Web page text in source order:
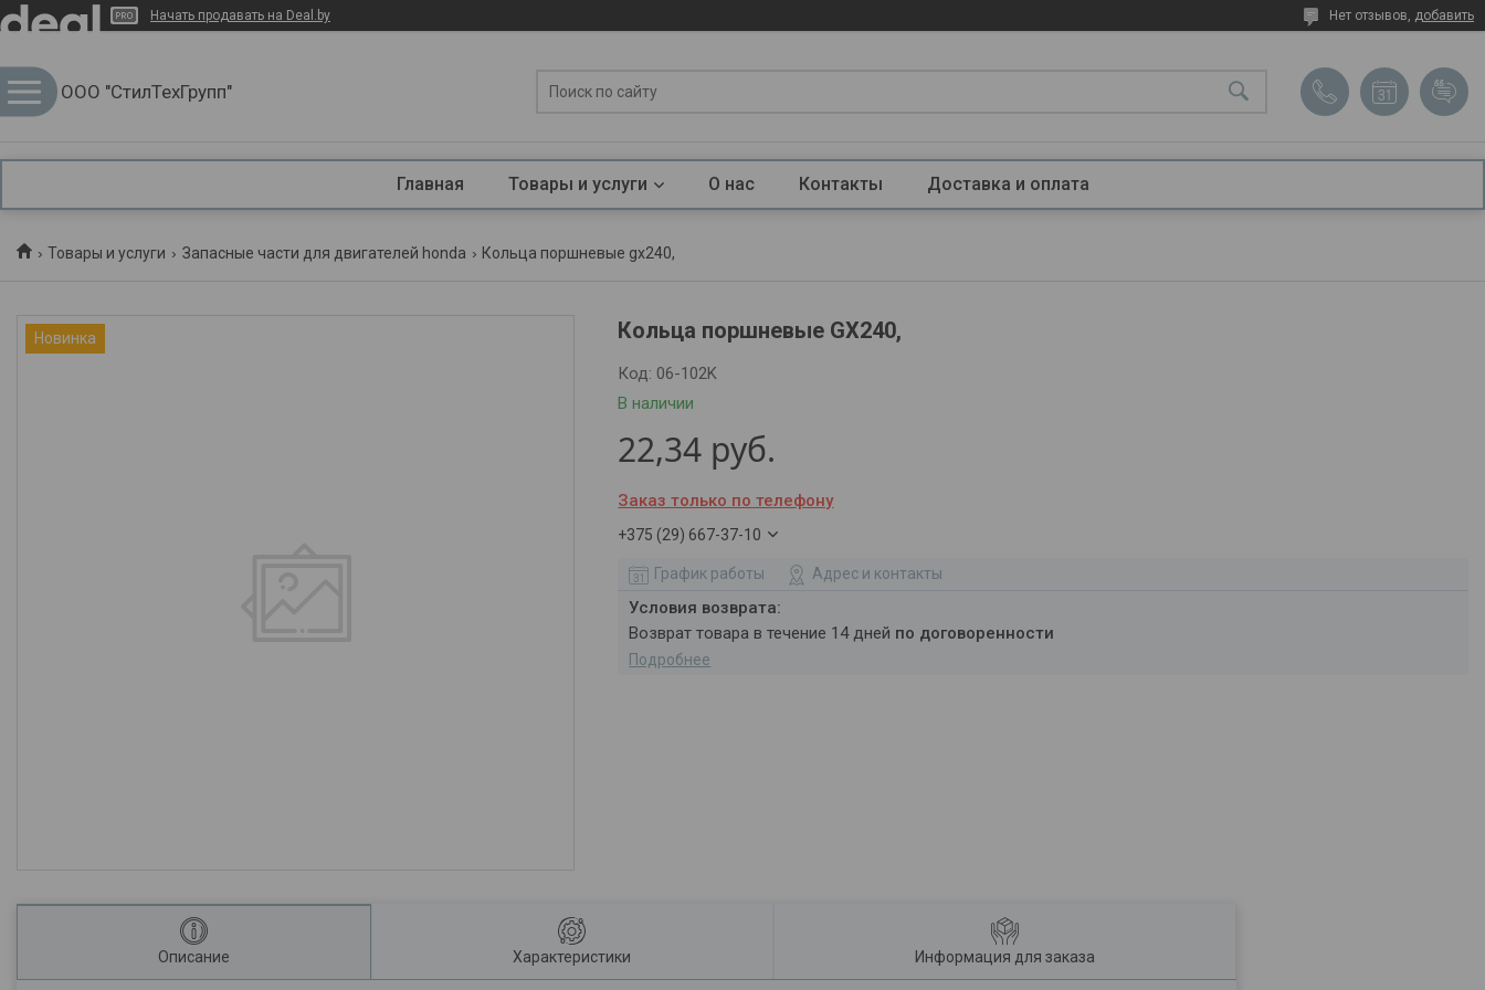
Начать продавать на Deal.by Нет отзывов, добавить
ООО "СтилТехГрупп"
Главная Товары и услуги О нас Контакты Доставка и оплата
Товары и услуги Запасные части для двигателей honda Кольца поршневые gx240,
Новинка Кольца поршневые GX240,
В наличии
Код: 06-102K
22,34 руб.
Заказ только по телефону
+375 (29) 667-37-10
График работы Адрес и контакты
возврат товара в течение 14 дней по договоренности
Подробнее
Описание Характеристики Информация для заказа